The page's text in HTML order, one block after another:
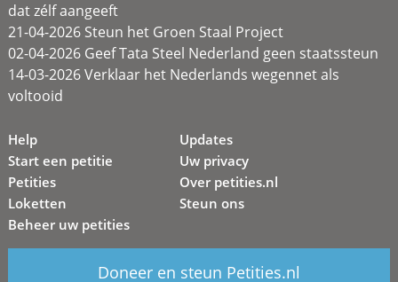
dat zélf aangeeft
21-04-2026 Steun het Groen Staal Project
02-04-2026 Geef Tata Steel Nederland geen staatssteun
14-03-2026 Verklaar het Nederlands wegennet als
voltooid
Help
Start een petitie
Petities
Loketten
Beheer uw petities
Updates
Uw privacy
Over petities.nl
Steun ons
Doneer en steun Petities.nl